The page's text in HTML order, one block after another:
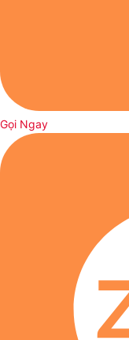
Gọi Ngay